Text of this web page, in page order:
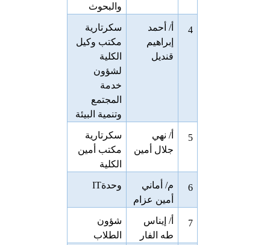
والبحوث
4
أ/ أحمد
إبراهيم
قنديل
سكرتارية
مكتب وكيل
الكلية
لشؤون
خدمة
المجتمع
وتنمية البيئة
5
أ/ نهي
جلال أمين
سكرتارية
مكتب أمين
الكلية
6
م/ أماني
أمين عزام
وحدةIT
7
أ/ إيناس
طه الفار
شؤون
الطلاب